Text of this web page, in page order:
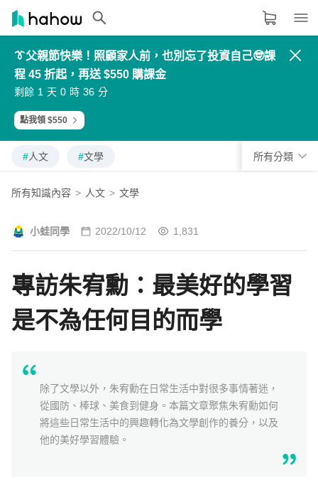
👔父親節快樂！照顧家人前，也別忘了投資自己🤓課
程 45 折起，再送 $550 購課金
剩餘 1
3
4
6 天 0
1
2
3
5 時 3
4
5
6
81
6
7
8
9
分
點我領 $550
領域分類 大家都在學的領域
生活品味
職場技能
內容形式 選擇適合你的學習形式
影音課程
定期更新型課程
組合
#人文 #文學 所有分類
#人文 # 文學
所有知識內容 > 人文 > 文學
小蛙同學 2022/10/12 1,831
專訪朱宥勳：最美好的學習
是不為任何目的而學
除了文學以外，朱宥勳在日常生活中對很多事情著迷，
從國防、棒球、美食到健身。本篇文章聚焦朱宥勳如何
將這些日常生活中的興趣轉化為文學創作的養分，以及
他的美好學習體驗。